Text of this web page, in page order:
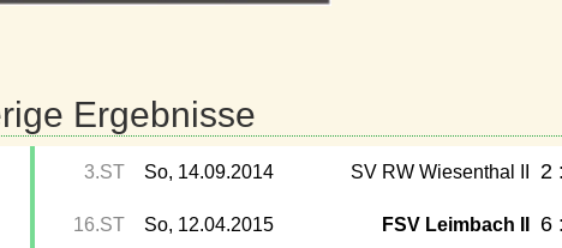
Ergebnisse
3.ST So, 14.09.2014 SV RW Wiesenthal II 2
16.ST So, 12.04.2015 FSV Leimbach II 6